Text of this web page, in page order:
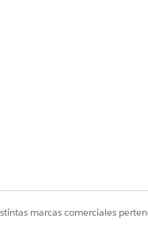
marcas comerciales